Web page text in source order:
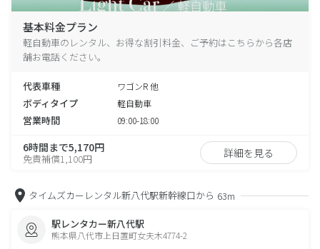
基本料金プラン
軽自動車のレンタル、お得な割引料金、ご予約はこちらから各店
舗お電話ください。
代表車種 ワゴンR 他
ボディタイプ 軽自動車
営業時間 09:00-18:00
6時間まで5,170円
免責補償1,100円 詳細を見る
タイムズカーレンタル新八代駅新幹線口から 63m
駅レンタカー新八代駅
熊本県八代市上日置町女夫木4774-2